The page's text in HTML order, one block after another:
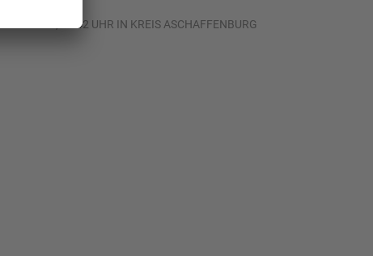
31.07.2026, 11:42 UHR IN KREIS ASCHAFFENBURG